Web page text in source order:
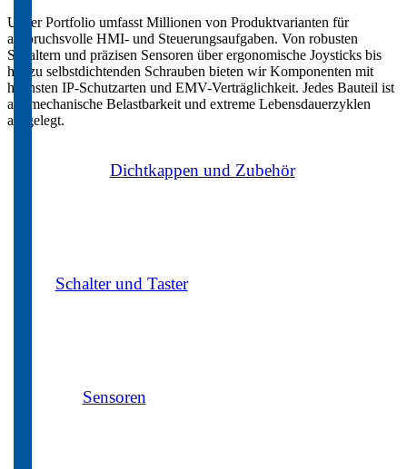
Unser Portfolio umfasst Millionen von Produktvarianten für
anspruchsvolle HMI- und Steuerungsaufgaben. Von robusten
Schaltern und präzisen Sensoren über ergonomische Joysticks bis
hin zu selbstdichtenden Schrauben bieten wir Komponenten mit
höchsten IP-Schutzarten und EMV-Verträglichkeit. Jedes Bauteil ist
auf mechanische Belastbarkeit und extreme Lebensdauerzyklen
ausgelegt.
Dichtkappen und Zubehör
Schalter und Taster
Sensoren